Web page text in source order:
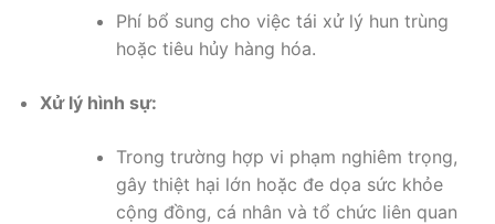
Phí bổ sung cho việc tái xử lý hun trùng
hoặc tiêu hủy hàng hóa.
Xử lý hình sự:
Trong trường hợp vi phạm nghiêm trọng,
gây thiệt hại lớn hoặc đe dọa sức khỏe
cộng đồng, cá nhân và tổ chức liên quan